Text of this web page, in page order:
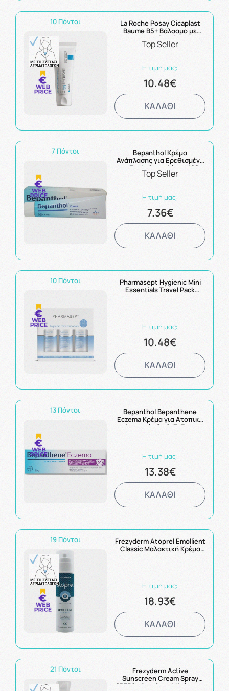
10 Πόντοι
La Roche Posay Cicaplast
Baume B5+ Βάλσαμο με
Αναπλαστική Δράση 40ml
Top Seller
Η τιμή μας:
10.48€
ΚΑΛΑΘΙ
7 Πόντοι
Bepanthol Κρέμα
Ανάπλασης για Ερεθισμένο
και Ευαίσθητο Δέρμα 100g
Top Seller
Η τιμή μας:
7.36€
ΚΑΛΑΘΙ
10 Πόντοι
Pharmasept Hygienic Mini
Essentials Travel Pack
Shower Gel 100ml, Daily
Η τιμή μας:
10.48€
ΚΑΛΑΘΙ
13 Πόντοι
Bepanthol Bepanthene
Eczema Κρέμα για Ατοπική
Δερματίτιδα & Έκζεμα
Η τιμή μας:
13.38€
ΚΑΛΑΘΙ
19 Πόντοι
Frezyderm Atoprel Emollient
Classic Μαλακτική Κρέμα
για την Ατοπική
Η τιμή μας:
18.93€
ΚΑΛΑΘΙ
21 Πόντοι
Frezyderm Active
Sunscreen Cream Spray
SPF50+ Αντηλιακή Κρέμα με